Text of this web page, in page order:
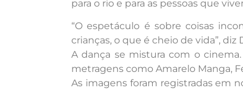
para o rio e para as pessoas que
“O espetáculo é sobre coisas
crianças, o que é cheio de vida”, diz
A dança se mistura com o
metragens como Amarelo Manga,
As imagens foram registradas em